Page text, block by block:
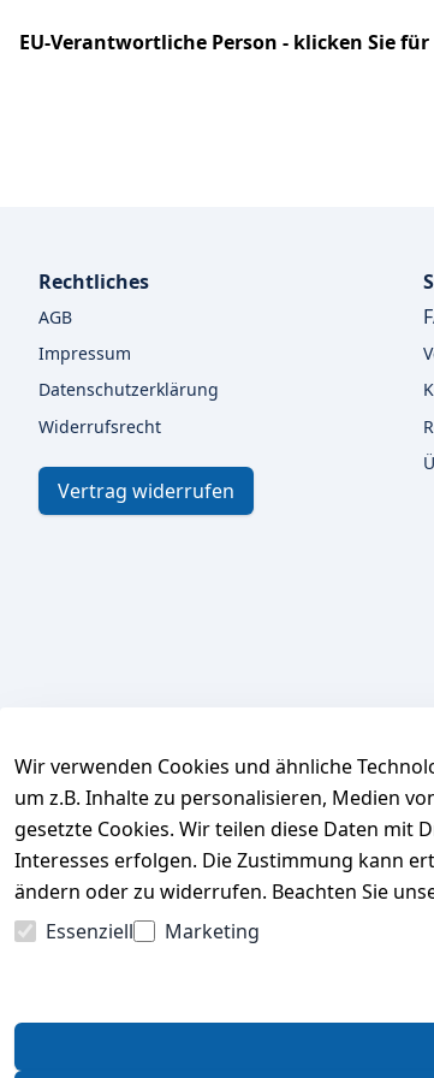
EU-Verantwortliche Person - klicken Sie
Wir verwenden Cookies und ähnliche
um z.B. Inhalte zu personalisieren, Medien
gesetzte Cookies. Wir teilen diese Daten
Interesses erfolgen. Die Zustimmung kann
ändern oder zu widerrufen. Beachten Sie
Essenziell
Marketing
Rechtliches
AGB
Impressum
Datenschutzerklärung
Widerrufsrecht
Vertrag widerrufen